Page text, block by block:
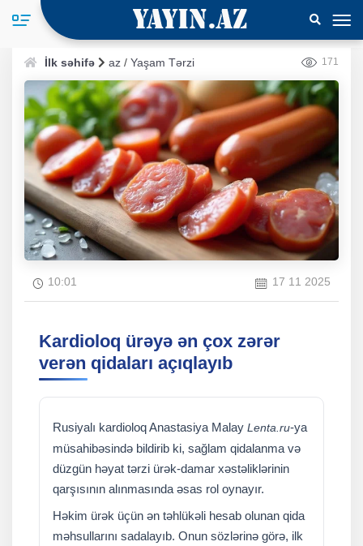
İlk səhifə az / Yaşam Tərzi 171
10:01 17 11 2025
Kardioloq ürəyə ən çox zərər
verən qidaları açıqlayıb
Rusiyalı kardioloq Anastasiya Malay Lenta.ru-ya
müsahibəsində bildirib ki, sağlam qidalanma və
düzgün həyat tərzi ürək-damar xəstəliklərinin
qarşısının alınmasında əsas rol oynayır.
Həkim ürək üçün ən təhlükəli hesab olunan qida
məhsullarını sadalayıb. Onun sözlərinə görə, ilk